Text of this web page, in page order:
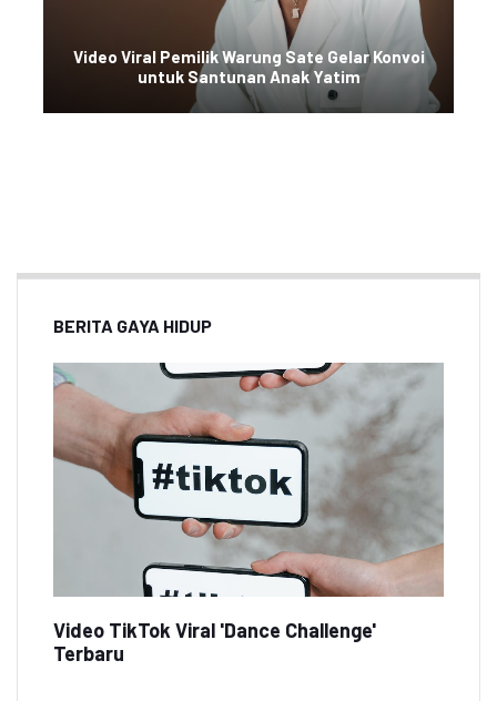
Video Viral Pemilik Warung Sate Gelar Konvoi
untuk Santunan Anak Yatim
BERITA GAYA HIDUP
Video TikTok Viral 'Dance Challenge'
Terbaru